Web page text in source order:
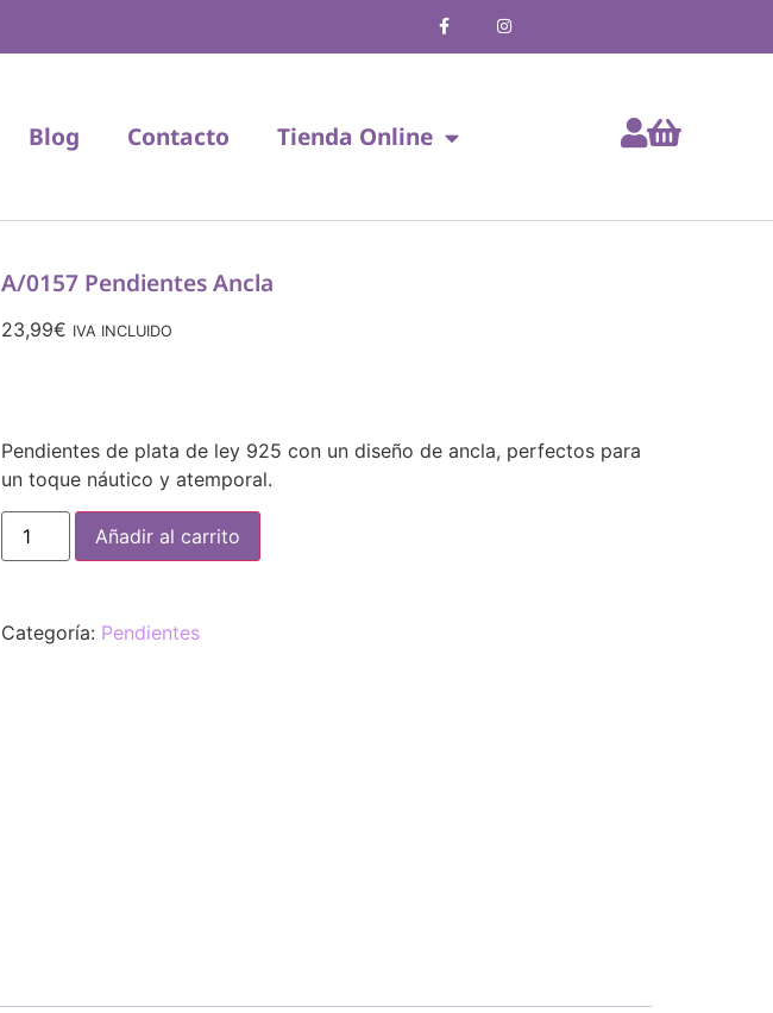
Blog Contacto Tienda Online
A/0157 Pendientes Ancla
23,99€ IVA INCLUIDO
Pendientes de plata de ley 925 con un diseño de ancla, perfectos para
un toque náutico y atemporal.
Añadir al carrito
Categoría: Pendientes